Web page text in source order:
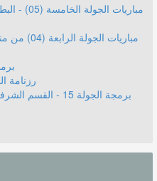
مباريات
مباريات
برمجة
رزنامة
برمجة الجولة 15